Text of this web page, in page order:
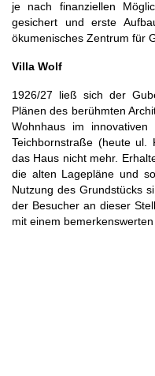
je nach finanziellen
gesichert und erste
ökumenisches Zentrum für
Villa Wolf
1926/27 ließ sich der
Plänen des berühmten
Wohnhaus im
Teichbornstraße (heute ul.
das Haus nicht mehr.
die alten Lagepläne und
Nutzung des Grundstücks
der Besucher an dieser
mit einem